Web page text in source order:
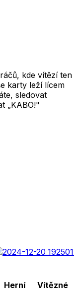
kde vítězí ten
karty leží lícem
sledovat
„KABO!"
Herní
Vítězné